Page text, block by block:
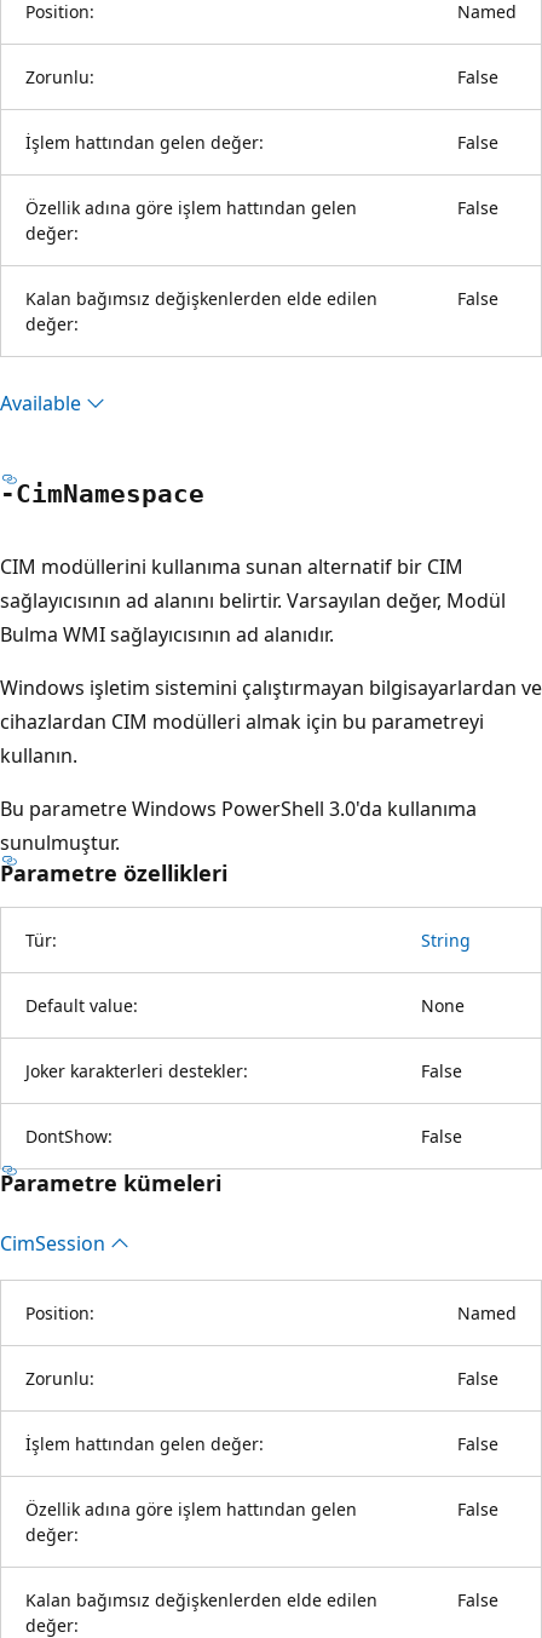
Position: Named
Zorunlu: False
İşlem hattından gelen değer: False
Özellik adına göre işlem hattından gelen
değer:
False
Kalan bağımsız değişkenlerden elde edilen
değer:
False
Available
-CimNamespace
CIM modüllerini kullanıma sunan alternatif bir CIM
sağlayıcısının ad alanını belirtir. Varsayılan değer, Modül
Bulma WMI sağlayıcısının ad alanıdır.
Windows işletim sistemini çalıştırmayan bilgisayarlardan ve
cihazlardan CIM modülleri almak için bu parametreyi
kullanın.
Bu parametre Windows PowerShell 3.0'da kullanıma
sunulmuştur.
Parametre özellikleri
Tür: String
Default value: None
Joker karakterleri destekler: False
DontShow: False
Parametre kümeleri
CimSession
Position: Named
Zorunlu: False
İşlem hattından gelen değer: False
Özellik adına göre işlem hattından gelen
değer:
False
Kalan bağımsız değişkenlerden elde edilen
değer:
False